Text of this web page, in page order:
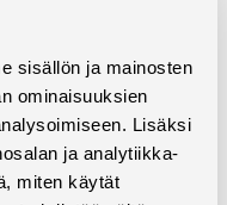
sisällön ja mainosten
ominaisuuksien
Lisäksi
ja analytiikka-
miten käytät
ja